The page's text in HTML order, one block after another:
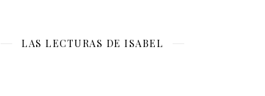
LAS LECTURAS DE ISABEL